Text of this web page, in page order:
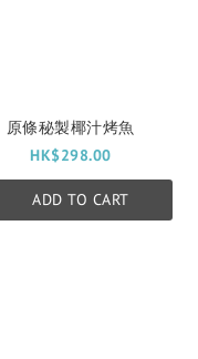
原條秘製椰汁烤魚
HK$298.00
ADD TO CART